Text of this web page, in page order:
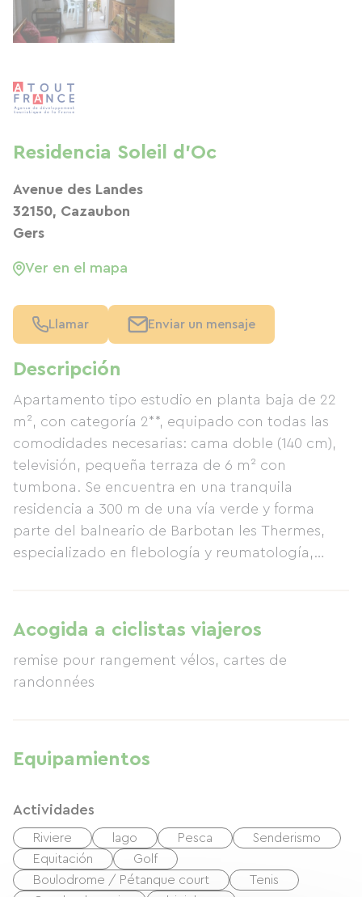
Descripción
Apartamento tipo estudio en planta baja de 22
m², con categoría 2**, equipado con todas las
comodidades necesarias: cama doble (140 cm),
televisión, pequeña terraza de 6 m² con
tumbona. Se encuentra en una tranquila
residencia a 300 m de una vía verde y forma
parte del balneario de Barbotan les Thermes,
especializado en flebología y reumatología,
Acogida a ciclistas viajeros
remise pour rangement vélos, cartes de
randonnées
Equipamientos
Actividades
Riviere lago Pesca
Senderismo
Equitación
Golf
Boulodrome / Pétanque court
Tenis
Residencia Soleil d'Oc
Avenue des Landes
32150, Cazaubon
Gers
Ver en el mapa
Llamar Enviar un mensaje